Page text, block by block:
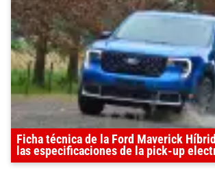
Ficha técnica de la Ford Maverick
las especificaciones de la pick-up